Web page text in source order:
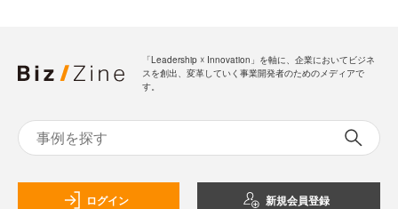
「Leadership ☓ Innovation」を軸に、企業においてビジネ
スを創出、変革していく事業開発者のためのメディアで
す。
ログイン 新規会員登録